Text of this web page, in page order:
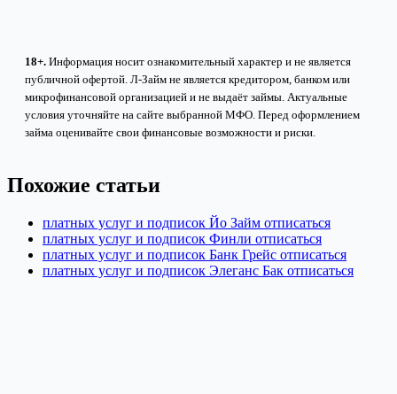
18+. Информация носит ознакомительный характер и не является
публичной офертой. Л-Займ не является кредитором, банком или
микрофинансовой организацией и не выдаёт займы. Актуальные
условия уточняйте на сайте выбранной МФО. Перед оформлением
займа оценивайте свои финансовые возможности и риски.
Похожие статьи
платных услуг и подписок Йо Займ отписаться
платных услуг и подписок Финли отписаться
платных услуг и подписок Банк Грейс отписаться
платных услуг и подписок Элеганс Бак отписаться